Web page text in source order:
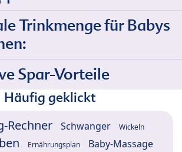
Trinkmenge für Babys
Spar-Vorteile
Häufig geklickt
Rechner Schwanger Wickeln
Ernährungsplan Baby-Massage